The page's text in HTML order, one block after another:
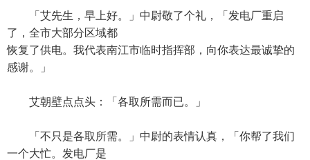
「艾先生，早上好。」中尉敬了个礼，「发电厂重启
了，全市大部分区域都
恢复了供电。我代表南江市临时指挥部，向你表达最诚挚的
感谢。」
艾朝壁点点头：「各取所需而已。」
「不只是各取所需。」中尉的表情认真，「你帮了我们
一个大忙。发电厂是